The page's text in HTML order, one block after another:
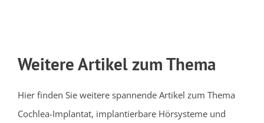
Weitere Artikel zum Thema
Hier finden Sie weitere spannende Artikel zum Thema
Cochlea-Implantat, implantierbare Hörsysteme und